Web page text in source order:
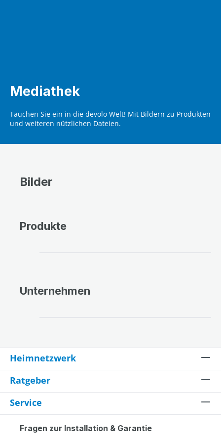
Mediathek
Tauchen Sie ein in die devolo Welt! Mit Bildern zu Produkten
und weiteren nützlichen Dateien.
Bilder
Produkte
Unternehmen
Heimnetzwerk
Ratgeber
Service
Fragen zur Installation & Garantie